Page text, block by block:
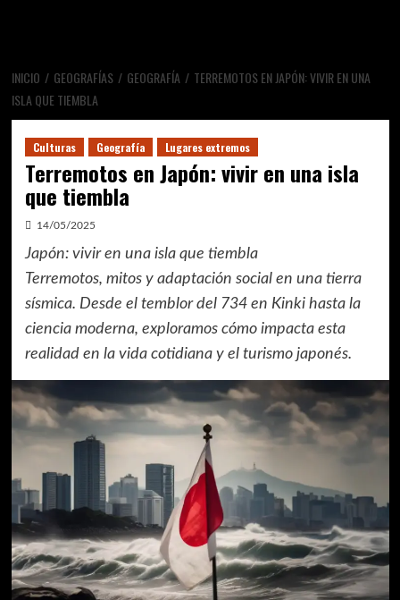
INICIO GEOGRAFÍAS GEOGRAFÍA
TERREMOTOS EN JAPÓN: VIVIR EN UNA
ISLA QUE TIEMBLA
Culturas Geografía Lugares extremos
Terremotos en Japón: vivir en una isla
que tiembla
14/05/2025
Japón: vivir en una isla que tiembla
Terremotos, mitos y adaptación social en una tierra
sísmica. Desde el temblor del 734 en Kinki hasta la
ciencia moderna, exploramos cómo impacta esta
realidad en la vida cotidiana y el turismo japonés.